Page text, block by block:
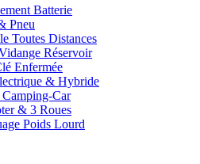
Batterie
Pneu
Toutes Distances
Réservoir
Enfermée
& Hybride
Car
& 3 Roues
Poids Lourd